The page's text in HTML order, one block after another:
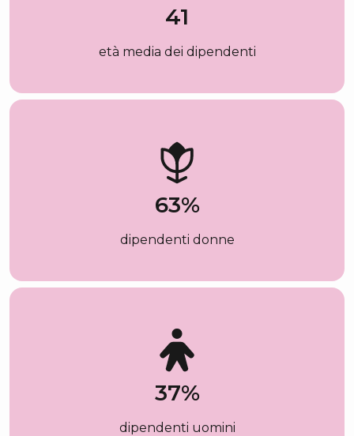
41
età media dei dipendenti
63%
dipendenti donne
37%
dipendenti uomini